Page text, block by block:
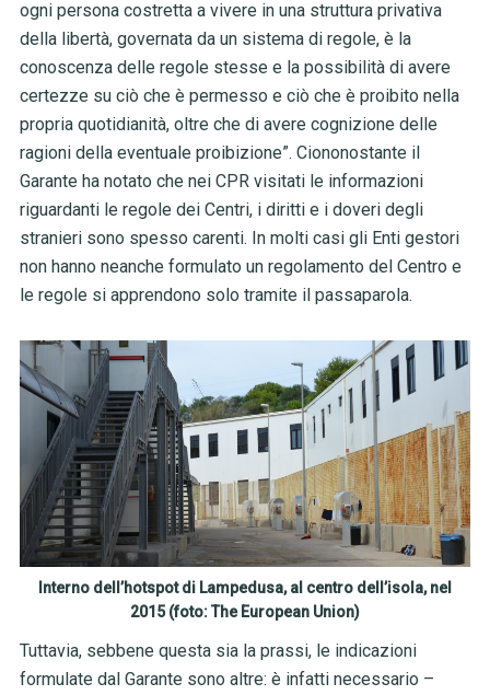
ogni persona costretta a vivere in una struttura privativa
della libertà, governata da un sistema di regole, è la
conoscenza delle regole stesse e la possibilità di avere
certezze su ciò che è permesso e ciò che è proibito nella
propria quotidianità, oltre che di avere cognizione delle
ragioni della eventuale proibizione”. Ciononostante il
Garante ha notato che nei CPR visitati le informazioni
riguardanti le regole dei Centri, i diritti e i doveri degli
stranieri sono spesso carenti. In molti casi gli Enti gestori
non hanno neanche formulato un regolamento del Centro e
le regole si apprendono solo tramite il passaparola.
Interno dell’hotspot di Lampedusa, al centro dell’isola, nel
2015 (foto: The European Union)
Tuttavia, sebbene questa sia la prassi, le indicazioni
formulate dal Garante sono altre: è infatti necessario –